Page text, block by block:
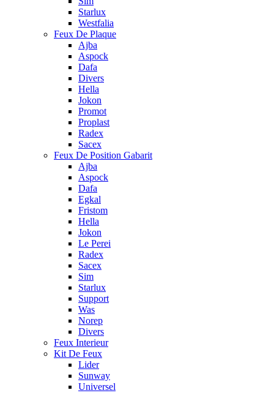
Starlux
Westfalia
Feux De Plaque
Ajba
Aspock
Dafa
Divers
Hella
Jokon
Promot
Proplast
Radex
Sacex
Feux De Position Gabarit
Ajba
Aspock
Dafa
Egkal
Fristom
Hella
Jokon
Le Perei
Radex
Sacex
Sim
Starlux
Support
Was
Norep
Divers
Feux Interieur
Kit De Feux
Lider
Sunway
Universel